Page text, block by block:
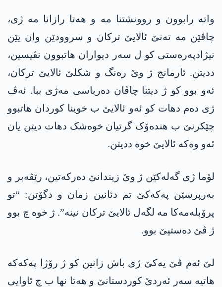
واتە رابوون و روونشتنا مە و ھەتا رازانا مە ژی،
چاڤێن مە تەنێ ئالایێ ترکان و سروودێن وان یێن
نیژادپەرەستی کو ل سەر دیواران ھاتبوون نڤیسین،
ددیتن. ئارمانج ژ وێ رەنگ و شکلێ ئالایێ ترکان،
ئەو بوو کو ژ دیتنا چاڤان دەرباسی مەژی ببا. ئەڤ
ژی دەم دھات کو ئەو ئالایێ ب خوینا کوردان ھاتبوو
چێکرنێ ب ھندەۆک گرتیان خوەشک دھات دیتن یان
ئەو وەکە ئالایێ خوە ددیتن.
لۆما ژی گەلەکێن ژ وێ زیندانێ دەرکەتین، رێڤەبر و
بەرپرسێن پەکەکێ تم دئانین زمان و دگۆتن: “تو
پرۆبلەمەکا مە لگەل ئالایێ ترکان نینە”. ژ خوە چ بوو
ژ ڤێ دەستپێ بوو.
لێ ئەم ڤێ یەکێ ژی باش زانین کو ژ رۆژا پەکەکە
ھاتیە سەر ئەردێ کوردستانێ و ھەتا نھا ب چ ئاوایی